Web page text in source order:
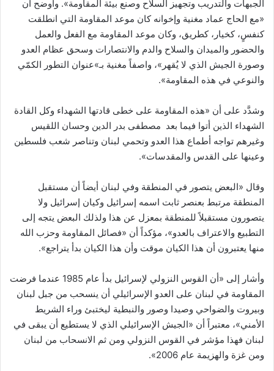
الجبهات والتدريب وتجهيز السلاح وصنع بيئة المقاومة». وأوضح أن
«مع الحاج عماد مغنية وإخوانه كان موعد المقاومة التي انطلقت
كنفسٍ، كخيار، كطريق، وكان موعد المقاومة مع الفعل والعمل
والحضور والميدان والسلاح والدم والانتصارات وسحق عظام العدو
وصورة الجيش الذي لا يُقهر»، واصفاً مغنية بـ»عنوان التطور الكمّي
والنوعي في هذه المقاومة».
وشدَّد على أن «هذه المقاومة على خطى قادتها الشهداء وكل القادة
الشهداء الذين أتوا فيما بعد مصطفى بدر الدين وحسان اللقيس
وغيرهم تواجه أطماع هذا العدو وتحمي لبنان وتناصر شعب فلسطين
وعينها على القدس والمقدسات».
وقال «البعض يتصور في المنطقة وفي لبنان أيضاً أن مستقبل
المنطقة مرتبط بعنصر ثابت اسمه إسرائيل وكيان إسرائيل ولا
يتصورون مستقبلاً للمنطقة بمعزل عن هذا ولذلك البعض يتجه إلى
التطبيع والاعتراف بالعدو»، مؤكداً أن «فصائل المقاومة وحزب الله
منها يعتبرون أن هذا الكيان موقت وأن هذا الكيان بدأ يتراجع».
وأشار إلى «أن القوس النزولي لإسرائيل بدأ عام 1985 عندما فرضت
المقاومة في لبنان على العدو الإسرائيلي أن ينسحب من جبل لبنان
وبيروت والضواحي وصيدا وصور والنبطية ليختبئ وراء الشريط
الأمني»، معتبراً أن «الجيش الإسرائيلي الذي لا يستطيع أن يبقى في
لبنان فهذا مؤشر في القوس النزولي ومن ثم الانسحاب من لبنان
ومن غزة والهزيمة عام 2006».